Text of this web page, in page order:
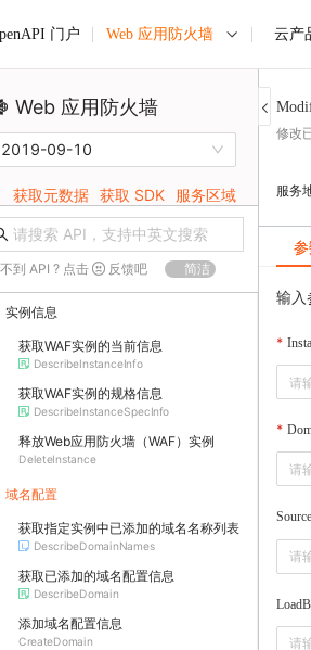
门户 Web 应用防火墙 云产
Web 应用防火墙
2019-09-10
获取元数据 获取 SDK 服务区域
到 API ? 点击 反馈吧 简洁
实例信息
获取WAF实例的当前信息
DescribeInstanceInfo
获取WAF实例的规格信息
DescribeInstanceSpecInfo
释放Web应用防火墙（WAF）实例
DeleteInstance
域名配置
获取指定实例中已添加的域名名称列表
DescribeDomainNames
获取已添加的域名配置信息
DescribeDomain
添加域名配置信息
CreateDomain
修改
服务
输入